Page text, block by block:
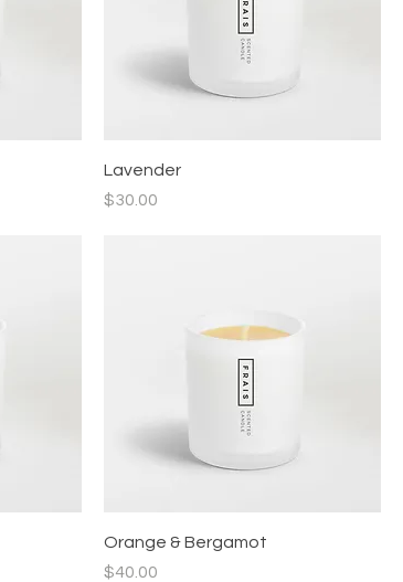
Lavender
價格
$30.00
Orange & Bergamot
價格
$40.00